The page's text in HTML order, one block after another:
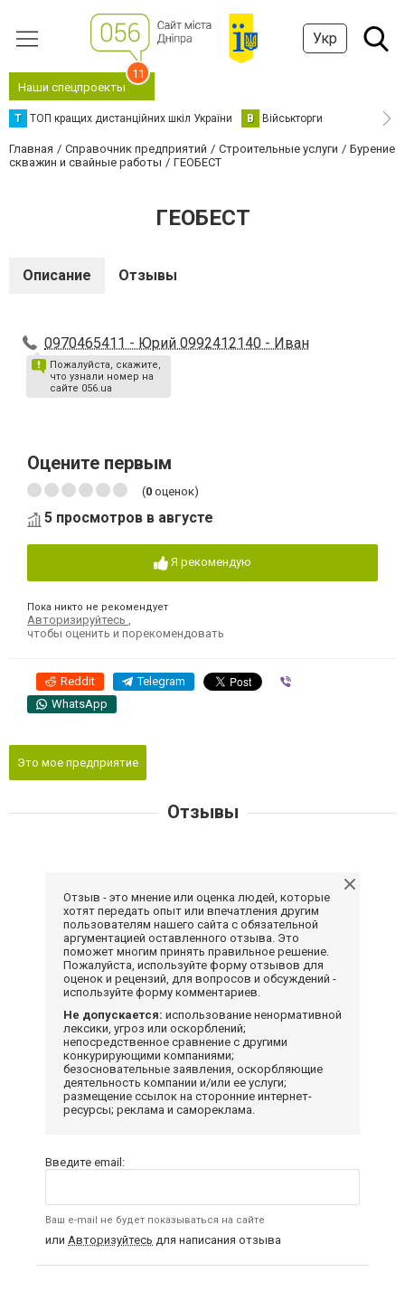
Укр
Наши спецпроекты
11
Т ТОП кращих дистанційних шкіл України В Військторги
Главная Справочник предприятий Строительные услуги
Бурение
скважин и свайные работы
ГЕОБЕСТ
ГЕОБЕСТ
Описание Отзывы
0970465411 - Юрий 0992412140 - Иван
Пожалуйста, скажите,
что узнали номер на
сайте 056.ua
Оцените первым
(0 оценок)
5 просмотров в августе
Я рекомендую
Пока никто не рекомендует
Авторизируйтесь
чтобы оценить и порекомендовать
Reddit Telegram
WhatsApp
Это мое предприятие
Отзывы
Отзыв - это мнение или оценка людей, которые
хотят передать опыт или впечатления другим
пользователям нашего сайта с обязательной
аргументацией оставленного отзыва. Это
поможет многим принять правильное решение.
Пожалуйста, используйте форму отзывов для
оценок и рецензий, для вопросов и обсуждений -
используйте форму комментариев.
Не допускается: использование ненормативной
лексики, угроз или оскорблений;
непосредственное сравнение с другими
конкурирующими компаниями;
безосновательные заявления, оскорбляющие
деятельность компании и/или ее услуги;
размещение ссылок на сторонние интернет-
ресурсы; реклама и самореклама.
Введите email:
Ваш e-mail не будет показываться на сайте
или Авторизуйтесь для написания отзыва